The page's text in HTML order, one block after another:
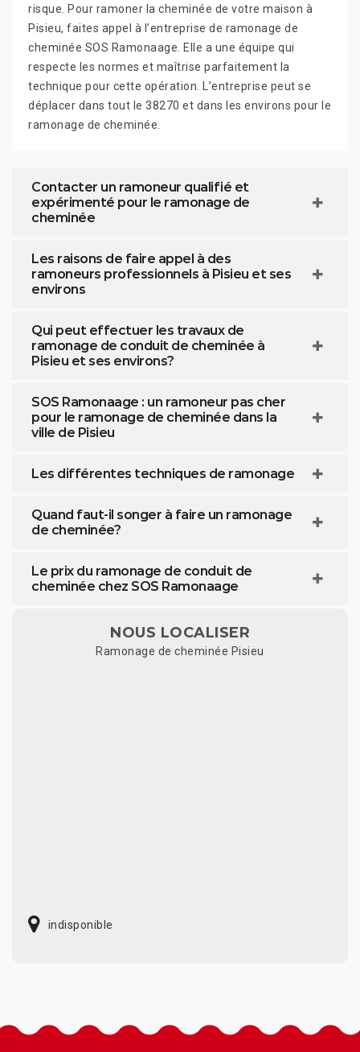
risque. Pour ramoner la cheminée de votre maison à
Pisieu, faites appel à l’entreprise de ramonage de
cheminée SOS Ramonaage. Elle a une équipe qui
respecte les normes et maîtrise parfaitement la
technique pour cette opération. L’entreprise peut se
déplacer dans tout le 38270 et dans les environs pour le
ramonage de cheminée.
Contacter un ramoneur qualifié et
expérimenté pour le ramonage de
cheminée
Les raisons de faire appel à des
ramoneurs professionnels à Pisieu et ses
environs
Qui peut effectuer les travaux de
ramonage de conduit de cheminée à
Pisieu et ses environs?
SOS Ramonaage : un ramoneur pas cher
pour le ramonage de cheminée dans la
ville de Pisieu
Les différentes techniques de ramonage
Quand faut-il songer à faire un ramonage
de cheminée?
Le prix du ramonage de conduit de
cheminée chez SOS Ramonaage
NOUS LOCALISER
Ramonage de cheminée Pisieu
indisponible